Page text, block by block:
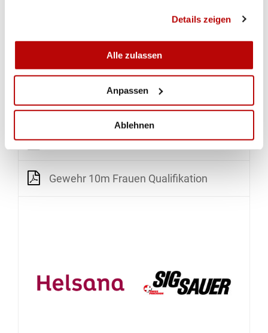
Details zeigen
Alle zulassen
Anpassen
Ablehnen
VOIR LA GALERIE
RANGLISTEN
Gewehr 10m Frauen Final
Gewehr 10m Frauen Qualifikation